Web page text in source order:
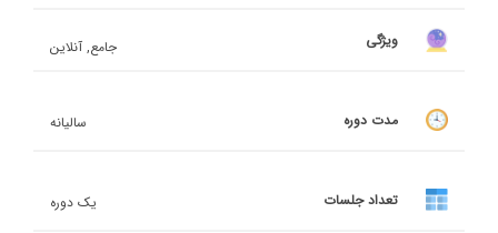
ویژگی جامع, آنلاین
مدت دوره سالیانه
تعداد جلسات یک دوره